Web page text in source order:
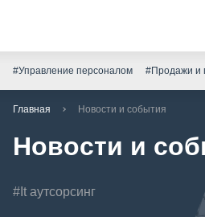
#Управление персоналом #Продажи и
Главная Новости и события
Новости и
#It аутсорсинг